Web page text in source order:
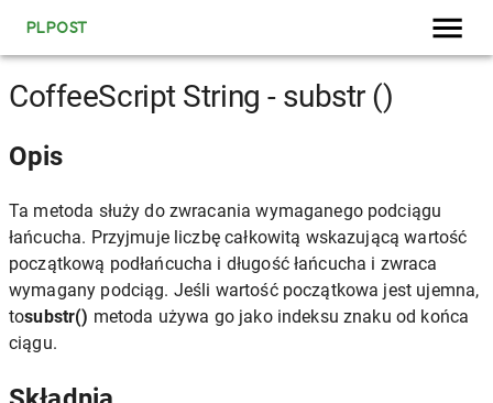
PLPOST
CoffeeScript String - substr ()
Opis
Ta metoda służy do zwracania wymaganego podciągu
łańcucha. Przyjmuje liczbę całkowitą wskazującą wartość
początkową podłańcucha i długość łańcucha i zwraca
wymagany podciąg. Jeśli wartość początkowa jest ujemna,
tosubstr() metoda używa go jako indeksu znaku od końca
ciągu.